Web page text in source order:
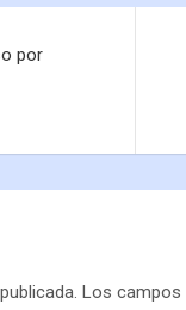
por
Los campos